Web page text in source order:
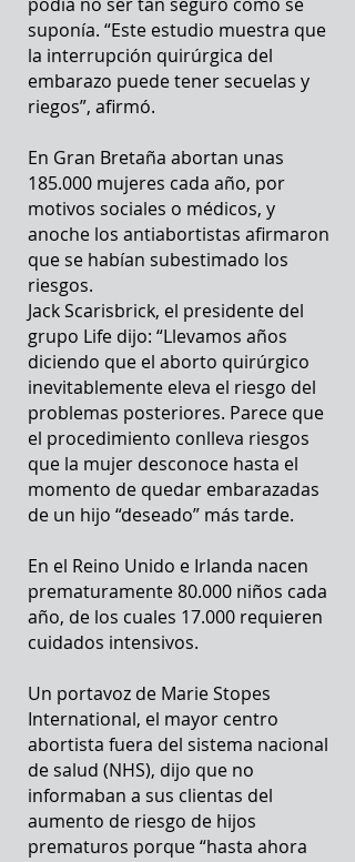
suponía. “Este estudio muestra que
la interrupción quirúrgica del
embarazo puede tener secuelas y
riegos”, afirmó.
En Gran Bretaña abortan unas
185.000 mujeres cada año, por
motivos sociales o médicos, y
anoche los antiabortistas afirmaron
que se habían subestimado los
riesgos.
Jack Scarisbrick, el presidente del
grupo Life dijo: “Llevamos años
diciendo que el aborto quirúrgico
inevitablemente eleva el riesgo del
problemas posteriores. Parece que
el procedimiento conlleva riesgos
que la mujer desconoce hasta el
momento de quedar embarazadas
de un hijo “deseado” más tarde.
En el Reino Unido e Irlanda nacen
prematuramente 80.000 niños cada
año, de los cuales 17.000 requieren
cuidados intensivos.
Un portavoz de Marie Stopes
International, el mayor centro
abortista fuera del sistema nacional
de salud (NHS), dijo que no
informaban a sus clientas del
aumento de riesgo de hijos
prematuros porque “hasta ahora